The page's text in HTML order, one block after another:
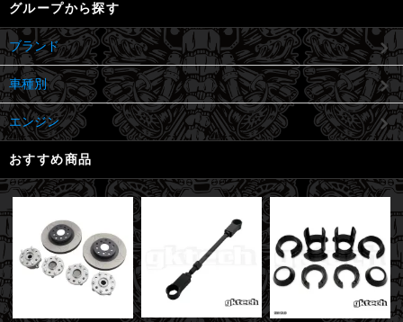
グループから探す
ブランド
車種別
エンジン
おすすめ商品